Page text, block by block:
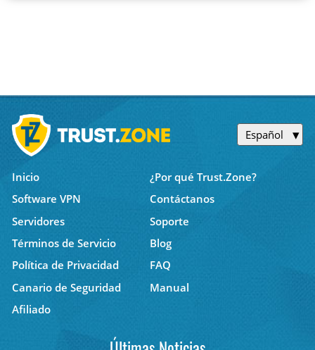
Español
Inicio
¿Por qué Trust.Zone?
Software VPN
Contáctanos
Servidores
Soporte
Términos de Servicio
Blog
Política de Privacidad
FAQ
Canario de Seguridad
Manual
Afiliado